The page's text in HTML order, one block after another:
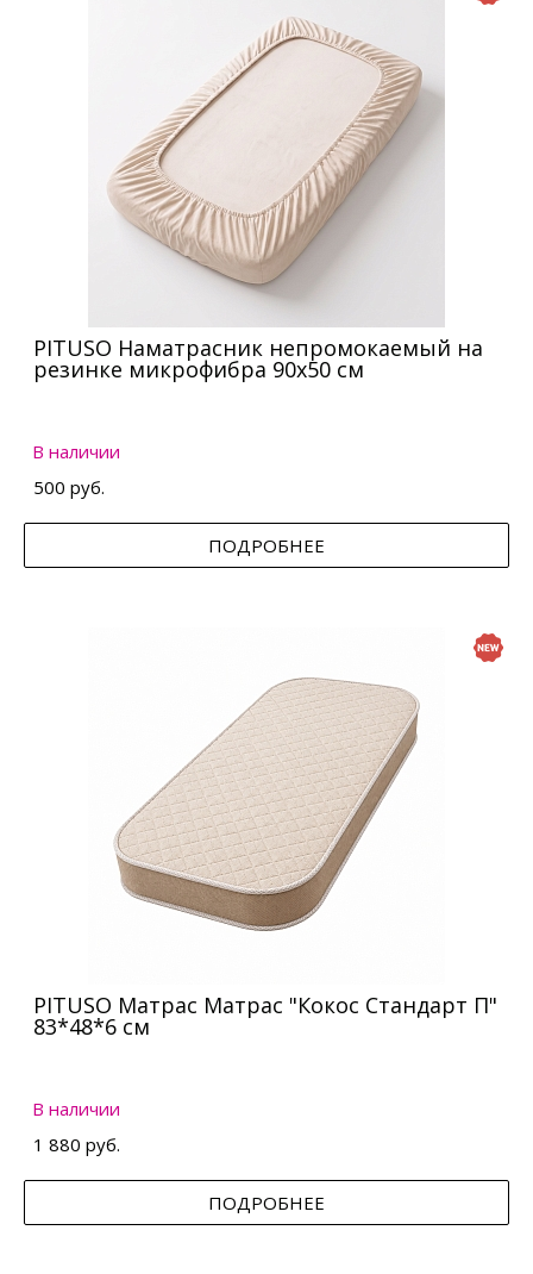
PITUSO Наматрасник непромокаемый на
резинке микрофибра 90х50 см
В наличии
500 руб.
ПОДРОБНЕЕ
PITUSO Матрас Матрас "Кокос Стандарт П"
83*48*6 см
В наличии
1 880 руб.
ПОДРОБНЕЕ